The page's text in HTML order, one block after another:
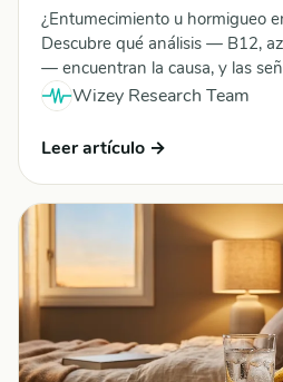
¿Entumecimiento u hormigueo
Descubre qué análisis — B12,
— encuentran la causa, y las
Wizey Research Team
Leer artículo →